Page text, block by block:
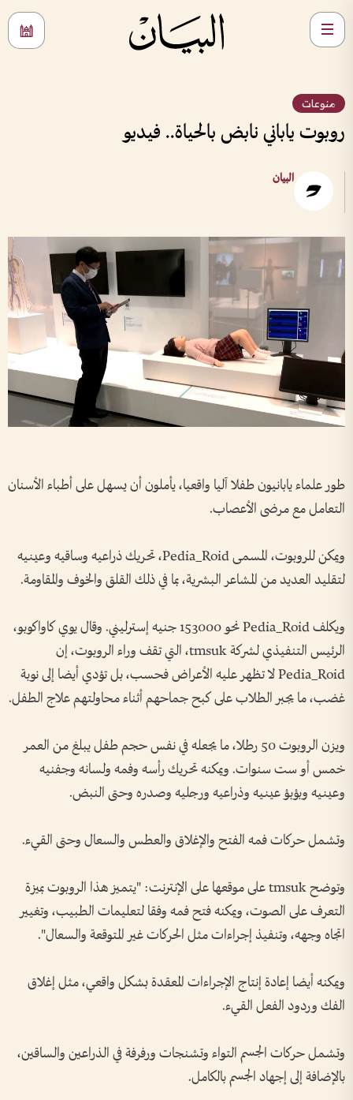
منوعات
روبوت ياباني نابض بالحياة.. فيديو
البيان
طور علماء يابانيون طفلا آليا واقعيا، يأملون أن يسهل على أطباء الأسنان
التعامل مع مرضى الأعصاب.
ويمكن للروبوت، المسمى Pedia_Roid، تحريك ذراعيه وساقيه وعينيه
لتقليد العديد من المشاعر البشرية، بما في ذلك القلق والخوف والمقاومة.
ويكلف Pedia_Roid نحو 153000 جنيه إسترليني. وقال يوي كاواكوبو،
الرئيس التنفيذي لشركة tmsuk، التي تقف وراء الروبوت، إن
Pedia_Roid لا تظهر عليه الأعراض فحسب، بل تؤدي أيضا إلى نوبة
غضب، ما يجبر الطلاب على كبح جماحهم أثناء محاولتهم علاج الطفل.
ويزن الروبوت 50 رطلا، ما يجعله في نفس حجم طفل يبلغ من العمر
خمس أو ست سنوات. ويمكنه تحريك رأسه وفمه ولسانه وجفنيه
وعينيه وبؤبؤ عينيه وذراعيه ورجليه وصدره وحتى النبض.
وتشمل حركات فمه الفتح والإغلاق والعطس والسعال وحتى القيء.
وتوضح tmsuk على موقعها على الإنترنت: "يتميز هذا الروبوت بميزة
التعرف على الصوت، ويمكنه فتح فمه وفقا لتعليمات الطبيب، وتغيير
اتجاه وجهه، وتنفيذ إجراءات مثل الحركات غير المتوقعة والسعال".
ويمكنه أيضا إعادة إنتاج الإجراءات المعقدة بشكل واقعي، مثل إغلاق
الفك وردود الفعل القيء.
وتشمل حركات الجسم التواء وتشنجات ورفرفة في الذراعين والساقين،
بالإضافة إلى إجهاد الجسم بالكامل.